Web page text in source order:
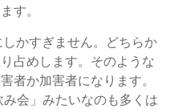
す。
かすぎません。どちらか
占めします。そのような
者か加害者になります。
会」みたいなのも多くは